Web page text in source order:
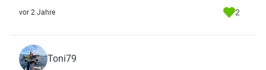
vor 2 Jahre 2
Toni79